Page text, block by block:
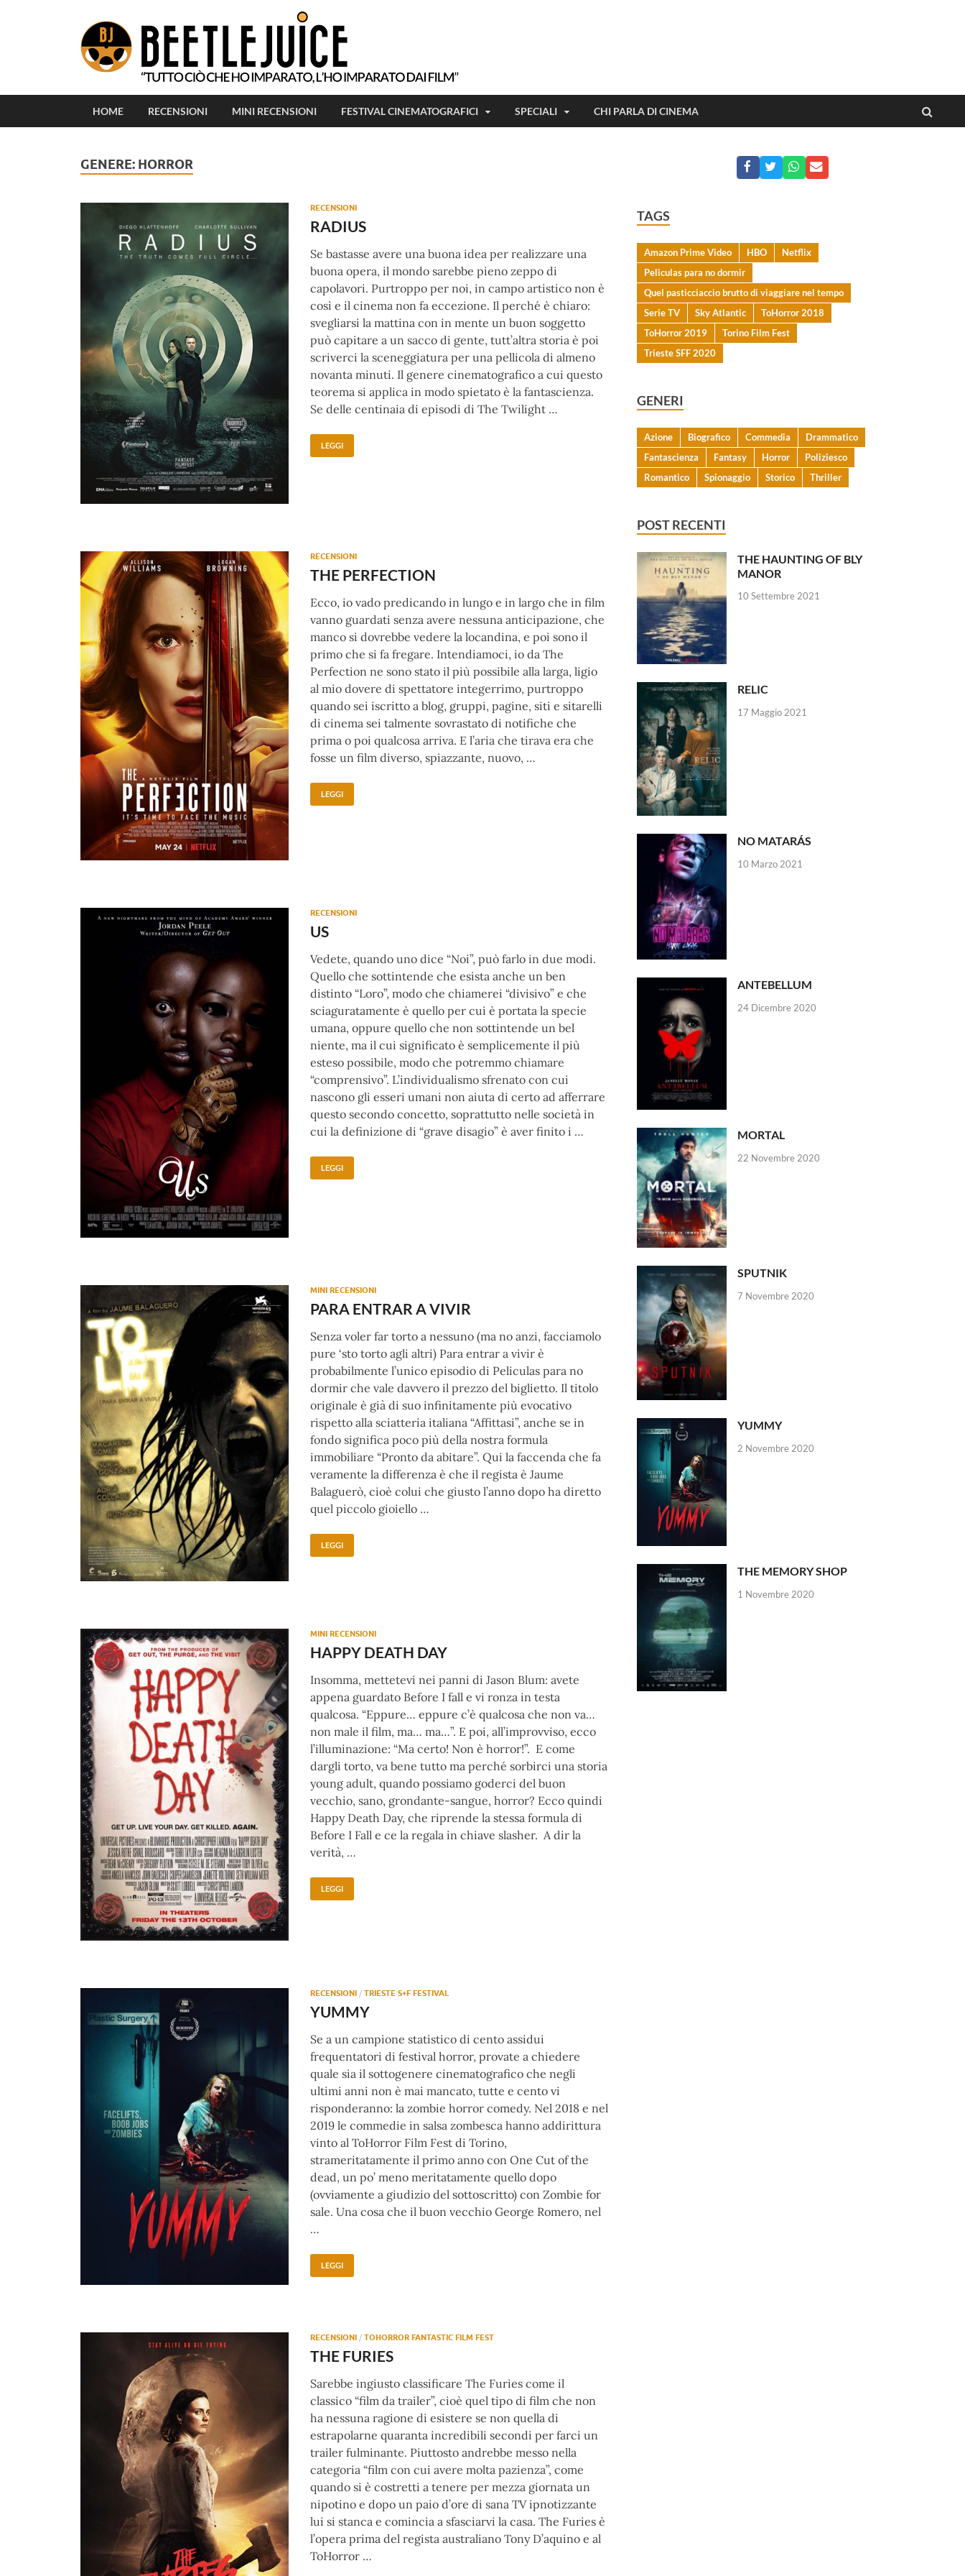
HOME RECENSIONI MINI RECENSIONI FESTIVAL CINEMATOGRAFICI SPECIALI CHI PARLA DI CINEMA
GENERE: HORROR
RECENSIONI
RADIUS
Se bastasse avere una buona idea per realizzare una
buona opera, il mondo sarebbe pieno zeppo di
capolavori. Purtroppo per noi, in campo artistico non è
così e il cinema non fa eccezione. Il perché è chiaro:
svegliarsi la mattina con in mente un buon soggetto
può capitare a un sacco di gente, tutt’altra storia è poi
scriverci la sceneggiatura per una pellicola di almeno
novanta minuti. Il genere cinematografico a cui questo
teorema si applica in modo spietato è la fantascienza.
Se delle centinaia di episodi di The Twilight …
LEGGI
RECENSIONI
THE PERFECTION
Ecco, io vado predicando in lungo e in largo che in film
vanno guardati senza avere nessuna anticipazione, che
manco si dovrebbe vedere la locandina, e poi sono il
primo che si fa fregare. Intendiamoci, io da The
Perfection ne sono stato il più possibile alla larga, ligio
al mio dovere di spettatore integerrimo, purtroppo
quando sei iscritto a blog, gruppi, pagine, siti e sitarelli
di cinema sei talmente sovrastato di notifiche che
prima o poi qualcosa arriva. E l’aria che tirava era che
fosse un film diverso, spiazzante, nuovo, …
LEGGI
RECENSIONI
US
Vedete, quando uno dice “Noi”, può farlo in due modi.
Quello che sottintende che esista anche un ben
distinto “Loro”, modo che chiamerei “divisivo” e che
sciaguratamente è quello per cui è portata la specie
umana, oppure quello che non sottintende un bel
niente, ma il cui significato è semplicemente il più
esteso possibile, modo che potremmo chiamare
“comprensivo”. L’individualismo sfrenato con cui
nascono gli esseri umani non aiuta di certo ad afferrare
questo secondo concetto, soprattutto nelle società in
cui la definizione di “grave disagio” è aver finito i …
LEGGI
MINI RECENSIONI
PARA ENTRAR A VIVIR
Senza voler far torto a nessuno (ma no anzi, facciamolo
pure ‘sto torto agli altri) Para entrar a vivir è
probabilmente l’unico episodio di Peliculas para no
dormir che vale davvero il prezzo del biglietto. Il titolo
originale è già di suo infinitamente più evocativo
rispetto alla sciatteria italiana “Affittasi”, anche se in
fondo significa poco più della nostra formula
immobiliare “Pronto da abitare”. Qui la faccenda che fa
veramente la differenza è che il regista è Jaume
Balaguerò, cioè colui che giusto l’anno dopo ha diretto
quel piccolo gioiello …
LEGGI
MINI RECENSIONI
HAPPY DEATH DAY
Insomma, mettetevi nei panni di Jason Blum: avete
appena guardato Before I fall e vi ronza in testa
qualcosa. “Eppure… eppure c’è qualcosa che non va…
non male il film, ma… ma…”. E poi, all’improvviso, ecco
l’illuminazione: “Ma certo! Non è horror!”. E come
dargli torto, va bene tutto ma perché sorbirci una storia
young adult, quando possiamo goderci del buon
vecchio, sano, grondante-sangue, horror? Ecco quindi
Happy Death Day, che riprende la stessa formula di
Before I Fall e ce la regala in chiave slasher. A dir la
verità, …
LEGGI
RECENSIONI / TRIESTE S+F FESTIVAL
YUMMY
Se a un campione statistico di cento assidui
frequentatori di festival horror, provate a chiedere
quale sia il sottogenere cinematografico che negli
ultimi anni non è mai mancato, tutte e cento vi
risponderanno: la zombie horror comedy. Nel 2018 e nel
2019 le commedie in salsa zombesca hanno addirittura
vinto al ToHorror Film Fest di Torino,
strameritatamente il primo anno con One Cut of the
dead, un po’ meno meritatamente quello dopo
(ovviamente a giudizio del sottoscritto) con Zombie for
sale. Una cosa che il buon vecchio George Romero, nel
…
LEGGI
RECENSIONI / TOHORROR FANTASTIC FILM FEST
THE FURIES
Sarebbe ingiusto classificare The Furies come il
classico “film da trailer”, cioè quel tipo di film che non
ha nessuna ragione di esistere se non quella di
estrapolarne quaranta incredibili secondi per farci un
trailer fulminante. Piuttosto andrebbe messo nella
categoria “film con cui avere molta pazienza”, come
quando si è costretti a tenere per mezza giornata un
nipotino e dopo un paio d’ore di sana TV ipnotizzante
lui si stanca e comincia a sfasciarvi la casa. The Furies è
l’opera prima del regista australiano Tony D’aquino e al
ToHorror …
TAGS
Amazon Prime Video HBO
Netflix
Peliculas para no dormir
Quel pasticciaccio brutto di viaggiare nel tempo
Serie TV
Sky Atlantic
ToHorror 2018
ToHorror 2019
Torino Film Fest
Trieste SFF 2020
GENERI
Azione Biografico Commedia
Drammatico
Fantascienza
Fantasy Horror
Poliziesco
Romantico
Spionaggio Storico Thriller
POST RECENTI
THE HAUNTING OF BLY
MANOR
10 Settembre 2021
RELIC
17 Maggio 2021
NO MATARÁS
10 Marzo 2021
ANTEBELLUM
24 Dicembre 2020
MORTAL
22 Novembre 2020
SPUTNIK
7 Novembre 2020
YUMMY
2 Novembre 2020
THE MEMORY SHOP
1 Novembre 2020